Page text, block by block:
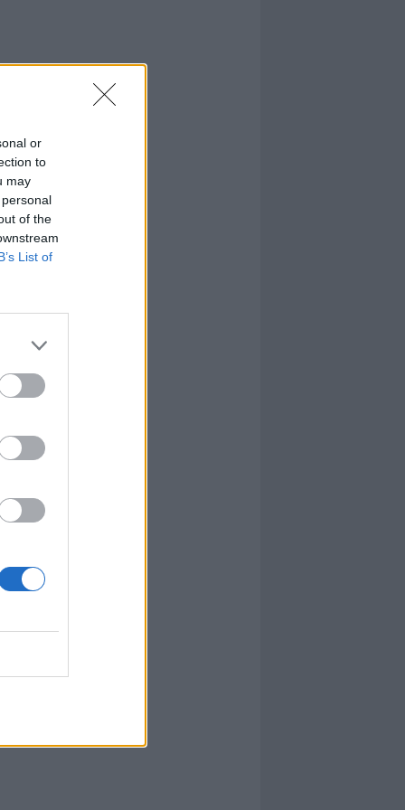
or
to
may
of the
List of